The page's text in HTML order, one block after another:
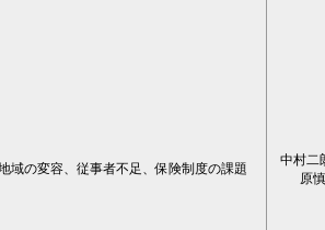
の変容、従事者不足、保険制度の課題
中村二
原